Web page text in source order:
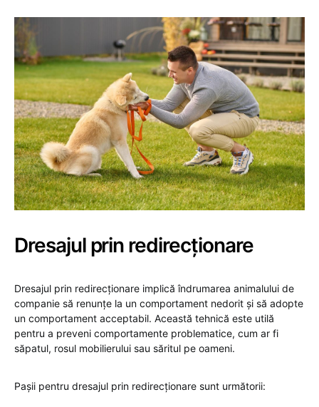
Dresajul prin redirecționare
Dresajul prin redirecționare implică îndrumarea animalului de
companie să renunțe la un comportament nedorit și să adopte
un comportament acceptabil. Această tehnică este utilă
pentru a preveni comportamente problematice, cum ar fi
săpatul, rosul mobilierului sau săritul pe oameni.
Pașii pentru dresajul prin redirecționare sunt următorii: